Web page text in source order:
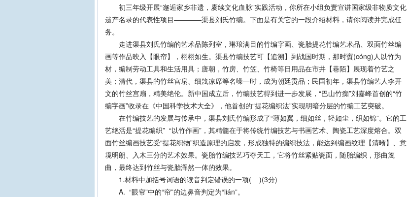
初三年级开展“邂逅家乡非遗，赓续文化血脉”实践活动，你所在小组负责宣讲国家级非物质文化
遗产名录的代表性项目————渠县刘氏竹编。下面是有关它的一段介绍材料，请你阅读并完成任
务。
走进渠县刘氏竹编的艺术品陈列室，琳琅满目的竹编字画、瓷胎提花竹编艺术品、双面竹丝编
画等作品映入【眼帘】，栩栩如生。渠县竹编技艺可【追溯】到战国时期，那时賨(cóng)人以竹为
材，编制劳动工具和生活用具；唐朝，竹房、竹笠、竹椅等日用品在市井【巷陌】展现着竹艺之
美；清代，渠县的竹丝宫扇、细篾凉席等名噪一时，成为朝廷贡品；民国初年，渠县竹编艺人李开
文的竹丝宫扇，精美绝伦。新中国成立后，竹编技艺得到进一步发展，“巴山竹痴”刘嘉峰首创的“竹
编字画”收录在《中国科学技术大全》，他首创的“提花编织法”实现明暗分层的竹编工艺突破。
在竹编技艺的发展与传承中，渠县刘氏竹编形成了“薄如翼，细如丝，轻如尘，织如锦”。它的工
艺绝活是“提花编织” “以竹作画”，其精髓在于将传统竹编技艺与书画艺术、陶瓷工艺深度熔合。双
面竹丝编画技艺受“提花织物”织造原理的启发，形成独特的编织技法，能达到编画纹理【清晰】、意
境明朗、入木三分的艺术效果。瓷胎竹编技艺巧夺天工，它将竹丝紧贴瓷面，随胎编织，形曲篾
曲，最终达到竹丝与瓷胎浑然一体的效果。
1.材料中加括号词语的读音判定错误的一项( )(3分)
A. “眼帘”中的“帘”的边鼻音判定为“lián”。